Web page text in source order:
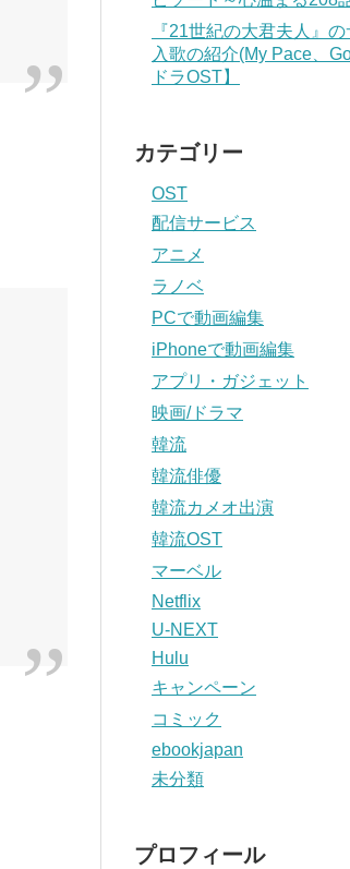
『21世紀の大君夫人』
入歌の紹介(My Pace、
ドラOST】
カテゴリー
OST
配信サービス
アニメ
ラノベ
PCで動画編集
iPhoneで動画編集
アプリ・ガジェット
映画/ドラマ
韓流
韓流俳優
韓流カメオ出演
韓流OST
マーベル
Netflix
U-NEXT
Hulu
キャンペーン
コミック
ebookjapan
未分類
プロフィール